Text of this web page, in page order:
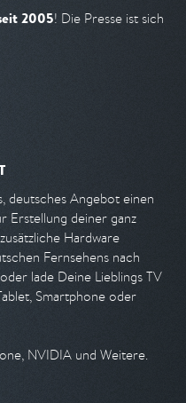
2005! Die Presse ist sich
deutsches Angebot einen
Erstellung deiner ganz
Hardware
Fernsehens nach
lade Deine Lieblings TV
Smartphone oder
NVIDIA und Weitere.